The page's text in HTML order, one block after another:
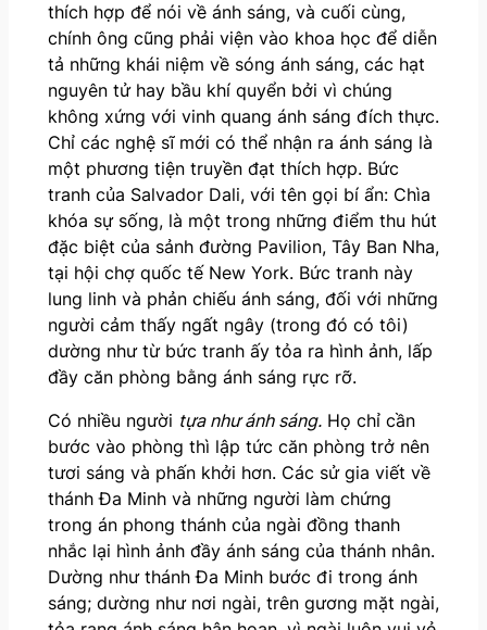
thích hợp để nói về ánh sáng, và cuối cùng,
chính ông cũng phải viện vào khoa học để diễn
tả những khái niệm về sóng ánh sáng, các hạt
nguyên tử hay bầu khí quyển bởi vì chúng
không xứng với vinh quang ánh sáng đích thực.
Chỉ các nghệ sĩ mới có thể nhận ra ánh sáng là
một phương tiện truyền đạt thích hợp. Bức
tranh của Salvador Dali, với tên gọi bí ẩn: Chìa
khóa sự sống, là một trong những điểm thu hút
đặc biệt của sảnh đường Pavilion, Tây Ban Nha,
tại hội chợ quốc tế New York. Bức tranh này
lung linh và phản chiếu ánh sáng, đối với những
người cảm thấy ngất ngây (trong đó có tôi)
dường như từ bức tranh ấy tỏa ra hình ảnh, lấp
đầy căn phòng bằng ánh sáng rực rỡ.
Có nhiều người tựa như ánh sáng.Họ chỉ cần
bước vào phòng thì lập tức căn phòng trở nên
tươi sáng và phấn khởi hơn. Các sử gia viết về
thánh Đa Minh và những người làm chứng
trong án phong thánh của ngài đồng thanh
nhắc lại hình ảnh đầy ánh sáng của thánh nhân.
Dường như thánh Đa Minh bước đi trong ánh
sáng; dường như nơi ngài, trên gương mặt ngài,